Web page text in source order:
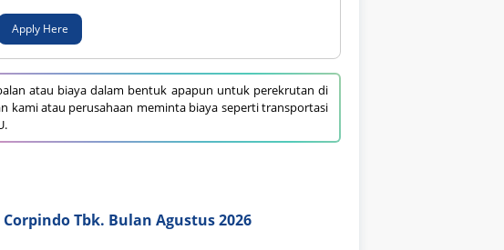
Apply Here
atau biaya dalam bentuk apapun untuk perekrutan di
kami atau perusahaan meminta biaya seperti transportasi
Tbk. Bulan Agustus 2026